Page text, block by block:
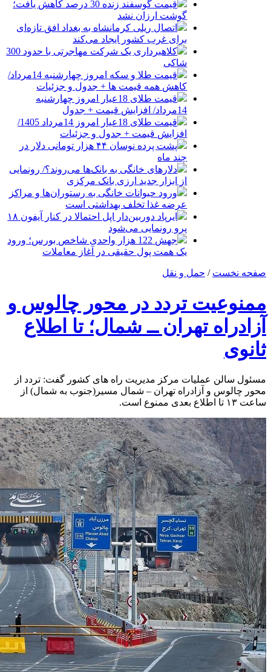
قیمت گوسفند زنده 30 درصد کاهش یافت؛
گوشت ارزان نشد
اتصال ریلی کرمانشاه به بغداد افق تازه‌ای
برای غرب کشور ایجاد می‌کند
کلاهبرداری یک شرکت مهاجرتی با حدود 300
شاکی
قیمت طلا و سکه امروز چهارشنبه 14مرداد/
کاهش همه قیمت ها + جدول و جزئیات
قیمت طلای 18عیار امروز چهارشنبه
14مرداد/ افزایش قیمت + جدول
قیمت طلای 18عیار امروز 14مرداد 1405/
افزایش قیمت + جدول و جزئیات
پشت پرده نوسان ۴۴ هزار تومانی دلار در
چند ماه
دلارهای خانگی به بانک‌ها می‌روند؟/ رونمایی
از ابزار جدید ارزی بانک مرکزی
ورود حیوانات خانگی به رستوران‌ها و مراکز
عرضه غذا تخلف بهداشتی است
ایرپاد دوربین‌دار اپل احتمالا در کنار آیفون ۱۸
پرو رونمایی می‌شود
جهش 122 هزار واحدی شاخص بورس؛ ورود
یک همت پول حقیقی در آغاز معاملات
صفحه نخست / حمل و نقل
ممنوعیت تردد در محور چالوس و
آزادراه تهران ــ شمال؛ تا اطلاع
ثانوی
مسئول سالن عملیات مرکز مدیریت راه های کشور گفت: تردد از
محور چالوس و آزادراه تهران – شمال مسیر(جنوب به شمال) از
ساعت ۱۳ تا اطلاع بعدی ممنوع است.